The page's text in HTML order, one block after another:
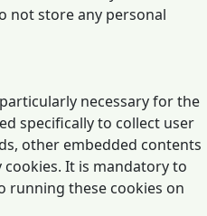
not store any personal
necessary for the
specifically to collect user
other embedded contents
It is mandatory to
running these cookies on